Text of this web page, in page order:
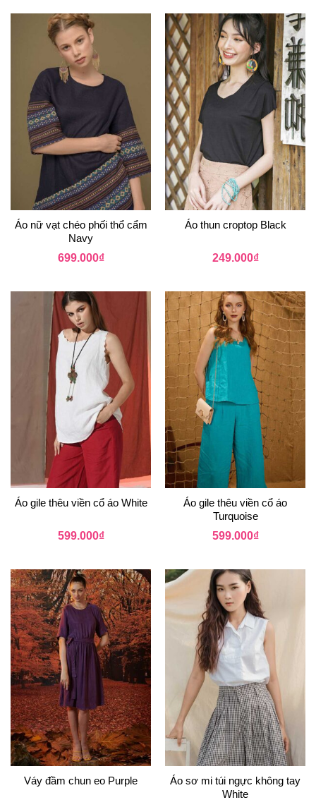
Áo nữ vạt chéo phối thổ cẩm
Navy
699.000₫
Áo thun croptop Black
249.000₫
Áo gile thêu viền cổ áo White
599.000₫
Áo gile thêu viền cổ áo
Turquoise
599.000₫
Váy đầm chun eo Purple
Áo sơ mi túi ngực không tay
White